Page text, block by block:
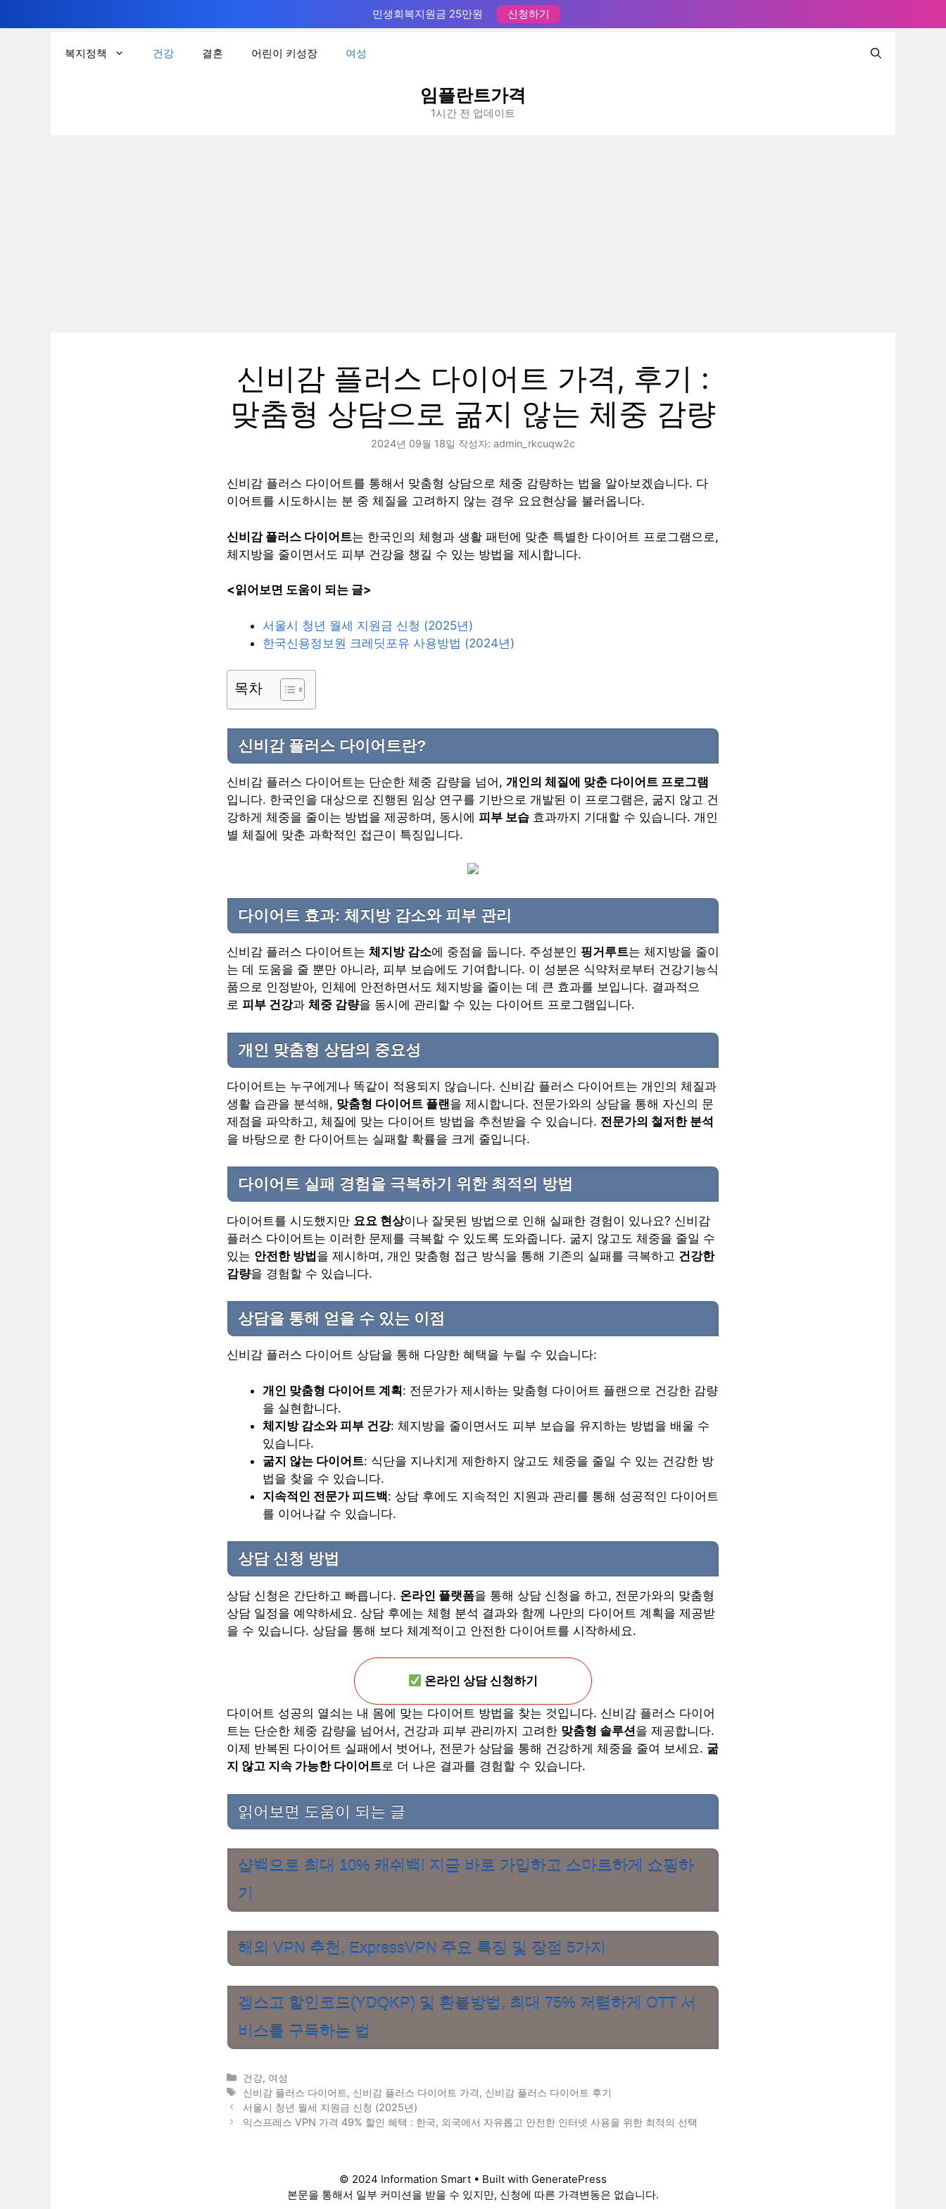
민생회복지원금 25만원 신청하기
복지정책 건강 결혼 어린이 키성장 여성
임플란트가격
1시간 전 업데이트
신비감 플러스 다이어트 가격, 후기 :
맞춤형 상담으로 굶지 않는 체중 감량
2024년 09월 18일 작성자: admin_rkcuqw2c
신비감 플러스 다이어트를 통해서 맞춤형 상담으로 체중 감량하는 법을 알아보겠습니다. 다
이어트를 시도하시는 분 중 체질을 고려하지 않는 경우 요요현상을 불러옵니다.
신비감 플러스 다이어트는 한국인의 체형과 생활 패턴에 맞춘 특별한 다이어트 프로그램으로,
체지방을 줄이면서도 피부 건강을 챙길 수 있는 방법을 제시합니다.
<읽어보면 도움이 되는 글>
서울시 청년 월세 지원금 신청 (2025년)
한국신용정보원 크레딧포유 사용방법 (2024년)
목차
신비감 플러스 다이어트란?
신비감 플러스 다이어트는 단순한 체중 감량을 넘어, 개인의 체질에 맞춘 다이어트 프로그램
입니다. 한국인을 대상으로 진행된 임상 연구를 기반으로 개발된 이 프로그램은, 굶지 않고 건
강하게 체중을 줄이는 방법을 제공하며, 동시에 피부 보습 효과까지 기대할 수 있습니다. 개인
별 체질에 맞춘 과학적인 접근이 특징입니다.
다이어트 효과: 체지방 감소와 피부 관리
신비감 플러스 다이어트는 체지방 감소에 중점을 둡니다. 주성분인 핑거루트는 체지방을 줄이
는 데 도움을 줄 뿐만 아니라, 피부 보습에도 기여합니다. 이 성분은 식약처로부터 건강기능식
품으로 인정받아, 인체에 안전하면서도 체지방을 줄이는 데 큰 효과를 보입니다. 결과적으
로 피부 건강과 체중 감량을 동시에 관리할 수 있는 다이어트 프로그램입니다.
개인 맞춤형 상담의 중요성
다이어트는 누구에게나 똑같이 적용되지 않습니다. 신비감 플러스 다이어트는 개인의 체질과
생활 습관을 분석해, 맞춤형 다이어트 플랜을 제시합니다. 전문가와의 상담을 통해 자신의 문
제점을 파악하고, 체질에 맞는 다이어트 방법을 추천받을 수 있습니다. 전문가의 철저한 분석
을 바탕으로 한 다이어트는 실패할 확률을 크게 줄입니다.
다이어트 실패 경험을 극복하기 위한 최적의 방법
다이어트를 시도했지만 요요 현상이나 잘못된 방법으로 인해 실패한 경험이 있나요? 신비감
플러스 다이어트는 이러한 문제를 극복할 수 있도록 도와줍니다. 굶지 않고도 체중을 줄일 수
있는 안전한 방법을 제시하며, 개인 맞춤형 접근 방식을 통해 기존의 실패를 극복하고 건강한
감량을 경험할 수 있습니다.
상담을 통해 얻을 수 있는 이점
신비감 플러스 다이어트 상담을 통해 다양한 혜택을 누릴 수 있습니다:
개인 맞춤형 다이어트 계획: 전문가가 제시하는 맞춤형 다이어트 플랜으로 건강한 감량
을 실현합니다.
체지방 감소와 피부 건강: 체지방을 줄이면서도 피부 보습을 유지하는 방법을 배울 수
있습니다.
굶지 않는 다이어트: 식단을 지나치게 제한하지 않고도 체중을 줄일 수 있는 건강한 방
법을 찾을 수 있습니다.
지속적인 전문가 피드백: 상담 후에도 지속적인 지원과 관리를 통해 성공적인 다이어트
를 이어나갈 수 있습니다.
상담 신청 방법
상담 신청은 간단하고 빠릅니다. 온라인 플랫폼을 통해 상담 신청을 하고, 전문가와의 맞춤형
상담 일정을 예약하세요. 상담 후에는 체형 분석 결과와 함께 나만의 다이어트 계획을 제공받
을 수 있습니다. 상담을 통해 보다 체계적이고 안전한 다이어트를 시작하세요.
온라인 상담 신청하기
다이어트 성공의 열쇠는 내 몸에 맞는 다이어트 방법을 찾는 것입니다. 신비감 플러스 다이어
트는 단순한 체중 감량을 넘어서, 건강과 피부 관리까지 고려한 맞춤형 솔루션을 제공합니다.
이제 반복된 다이어트 실패에서 벗어나, 전문가 상담을 통해 건강하게 체중을 줄여 보세요. 굶
지 않고 지속 가능한 다이어트로 더 나은 결과를 경험할 수 있습니다.
읽어보면 도움이 되는 글
샵백으로 최대 10% 캐쉬백! 지금 바로 가입하고 스마트하게 쇼핑하
기
해외 VPN 추천, ExpressVPN 주요 특징 및 장점 5가지
겜스고 할인코드(YDQKP) 및 환불방법, 최대 75% 저렴하게 OTT 서
비스를 구독하는 법
카
테
고
리
건강, 여성
태
그
신비감 플러스 다이어트, 신비감 플러스 다이어트 가격, 신비감 플러스 다이어트 후기
서울시 청년 월세 지원금 신청 (2025년)
익스프레스 VPN 가격 49% 할인 혜택 : 한국, 외국에서 자유롭고 안전한 인터넷 사용을 위한 최적의 선택
© 2024 Information Smart • Built with GeneratePress
본문을 통해서 일부 커미션을 받을 수 있지만, 신청에 따른 가격변동은 없습니다.